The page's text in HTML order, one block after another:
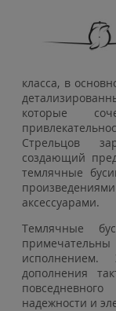
класса, в
которые
Стрельцов
создающий
темлячные
аксессуарами.
Темлячные
дополнения
надежности и